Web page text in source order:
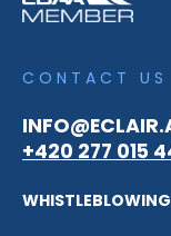
CONTACT US
+420 277 015